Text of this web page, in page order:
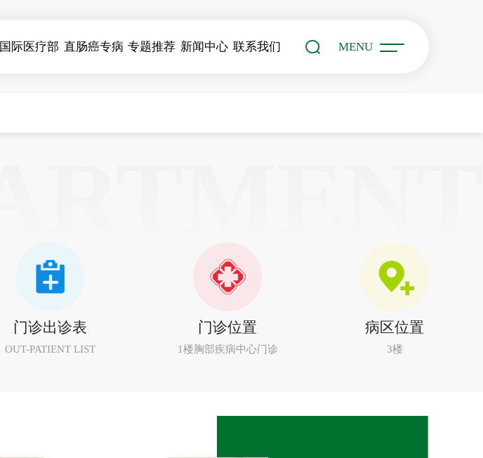
国际医疗部 直肠癌专病 专题推荐 新闻中心 联系我们 MENU
门诊出诊表
OUT-PATIENT LIST
门诊位置
1楼胸部疾病中心门诊
病区位置
3楼